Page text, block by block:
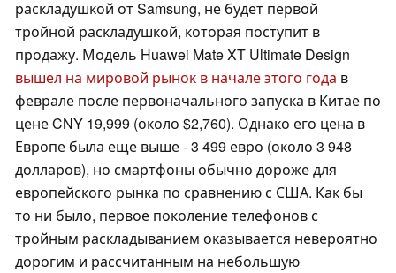
раскладушкой от Samsung, не будет первой
тройной раскладушкой, которая поступит в
продажу. Модель Huawei Mate XT Ultimate Design
вышел на мировой рынок в начале этого года в
феврале после первоначального запуска в Китае по
цене CNY 19,999 (около $2,760). Однако его цена в
Европе была еще выше - 3 499 евро (около 3 948
долларов), но смартфоны обычно дороже для
европейского рынка по сравнению с США. Как бы
то ни было, первое поколение телефонов с
тройным раскладыванием оказывается невероятно
дорогим и рассчитанным на небольшую